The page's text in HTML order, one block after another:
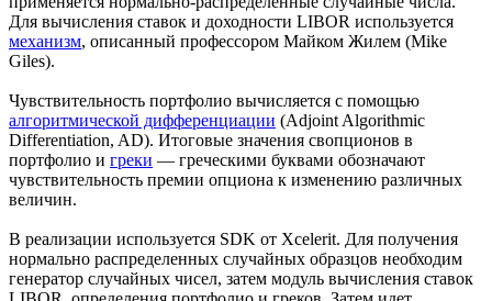
Для вычисления ставок и доходности LIBOR используется
механизм, описанный профессором Майком Жилем (Mike
Giles).
Чувствительность портфолио вычисляется с помощью
алгоритмической дифференциации (Adjoint Algorithmic
Differentiation, AD). Итоговые значения свопционов в
портфолио и греки — греческими буквами обозначают
чувствительность премии опциона к изменению различных
величин.
В реализации используется SDK от Xcelerit. Для получения
нормально распределенных случайных образцов необходим
генератор случайных чисел, затем модуль вычисления ставок